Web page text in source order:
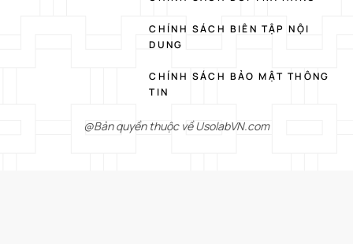
CHÍNH SÁCH BIÊN TẬP NỘI
DUNG
CHÍNH SÁCH BẢO MẬT THÔNG
TIN
@Bản quyền thuộc về UsolabVN.com